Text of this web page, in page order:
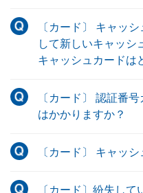
〔カード〕 キャッ
して新しいキャッシ
キャッシュカードは
〔カード〕 認証番
はかかりますか？
〔カード〕 キャッ
〔カード〕紛失し